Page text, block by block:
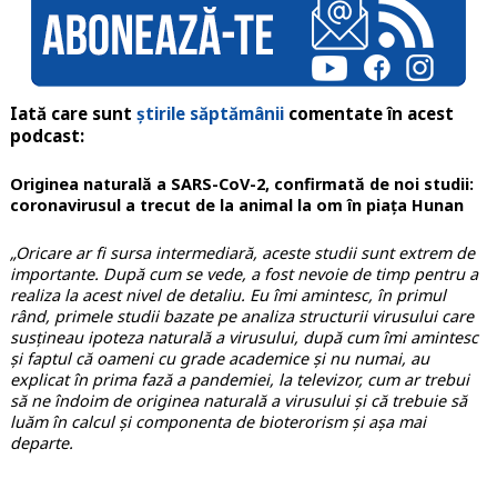
Iată care sunt știrile săptămâniicomentate în acest
podcast:
Originea naturală a SARS-CoV-2, confirmată de noi studii:
coronavirusul a trecut de la animal la om în piața Hunan
„Oricare ar fi sursa intermediară, aceste studii sunt extrem de
importante. După cum se vede, a fost nevoie de timp pentru a
realiza la acest nivel de detaliu. Eu îmi amintesc, în primul
rând, primele studii bazate pe analiza structurii virusului care
susțineau ipoteza naturală a virusului, după cum îmi amintesc
și faptul că oameni cu grade academice și nu numai, au
explicat în prima fază a pandemiei, la televizor, cum ar trebui
să ne îndoim de originea naturală a virusului și că trebuie să
luăm în calcul și componenta de bioterorism și așa mai
departe.